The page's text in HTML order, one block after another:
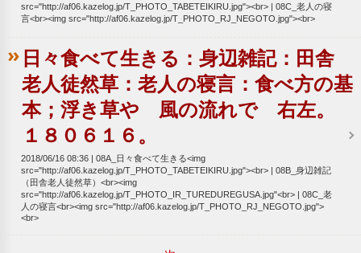
src="http://af06.kazelog.jp/T_PHOTO_TABETEIKIRU.jpg"><br>
08C_老人の寝
言<br><img src="http://af06.kazelog.jp/T_PHOTO_RJ_NEGOTO.jpg"><br>
日々食べて生きる：身辺雑記：田舎
老人徒然草：老人の寝言：食べ方の基
本；浮き草や 風の流れで 右左。
１８０６１６。
2018/06/16 08:36
08A_日々食べて生きる<img
src="http://af06.kazelog.jp/T_PHOTO_TABETEIKIRU.jpg"><br>
08B_身辺雑記
（田舎老人徒然草）<br><img
src="http://af06.kazelog.jp/T_PHOTO_IR_TUREDUREGUSA.jpg"<br>
08C_老
人の寝言<br><img src="http://af06.kazelog.jp/T_PHOTO_RJ_NEGOTO.jpg">
<br>